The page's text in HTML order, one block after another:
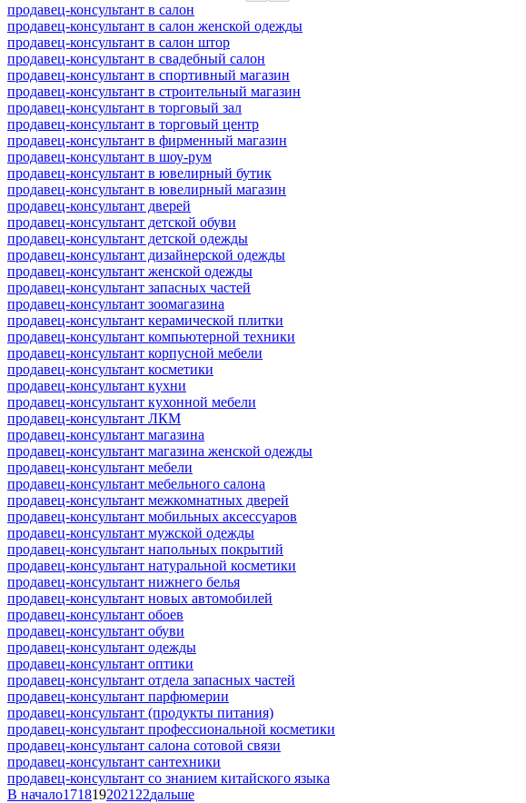
продавец-консультант в салон
продавец-консультант в салон женской одежды
продавец-консультант в салон штор
продавец-консультант в свадебный салон
продавец-консультант в спортивный магазин
продавец-консультант в строительный магазин
продавец-консультант в торговый зал
продавец-консультант в торговый центр
продавец-консультант в фирменный магазин
продавец-консультант в шоу-рум
продавец-консультант в ювелирный бутик
продавец-консультант в ювелирный магазин
продавец-консультант дверей
продавец-консультант детской обуви
продавец-консультант детской одежды
продавец-консультант дизайнерской одежды
продавец-консультант женской одежды
продавец-консультант запасных частей
продавец-консультант зоомагазина
продавец-консультант керамической плитки
продавец-консультант компьютерной техники
продавец-консультант корпусной мебели
продавец-консультант косметики
продавец-консультант кухни
продавец-консультант кухонной мебели
продавец-консультант ЛКМ
продавец-консультант магазина
продавец-консультант магазина женской одежды
продавец-консультант мебели
продавец-консультант мебельного салона
продавец-консультант межкомнатных дверей
продавец-консультант мобильных аксессуаров
продавец-консультант мужской одежды
продавец-консультант напольных покрытий
продавец-консультант натуральной косметики
продавец-консультант нижнего белья
продавец-консультант новых автомобилей
продавец-консультант обоев
продавец-консультант обуви
продавец-консультант одежды
продавец-консультант оптики
продавец-консультант отдела запасных частей
продавец-консультант парфюмерии
продавец-консультант (продукты питания)
продавец-консультант профессиональной косметики
продавец-консультант салона сотовой связи
продавец-консультант сантехники
продавец-консультант со знанием китайского языка
В начало1718192021 22дальше